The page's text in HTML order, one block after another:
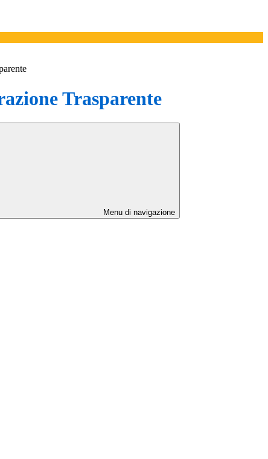
Trasparente
Menu di navigazione